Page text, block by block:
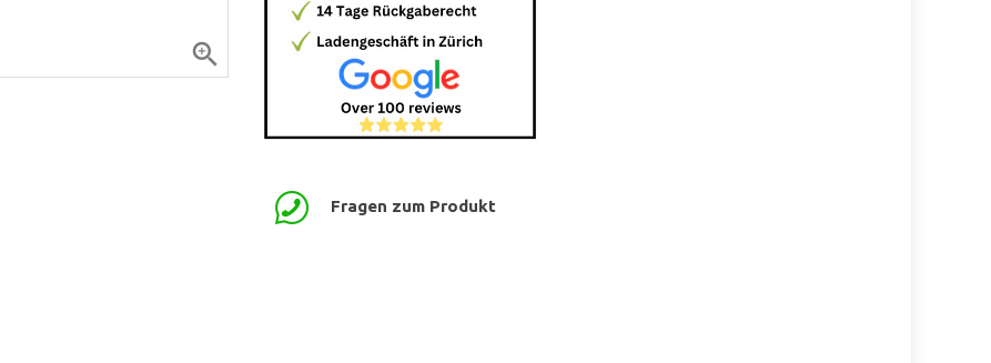

Fragen zum Produkt